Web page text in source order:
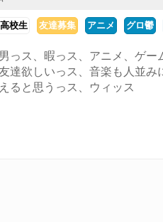
校生 友達募集 アニメ グロ鬱
っス、暇っス、アニメ、ゲ
達欲しいっス、音楽も人並
ると思うっス、ウィッス